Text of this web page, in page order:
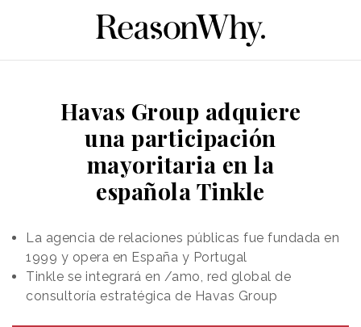
Havas Group adquiere
una participación
mayoritaria en la
española Tinkle
La agencia de relaciones públicas fue fundada en
1999 y opera en España y Portugal
Tinkle se integrará en /amo, red global de
consultoría estratégica de Havas Group